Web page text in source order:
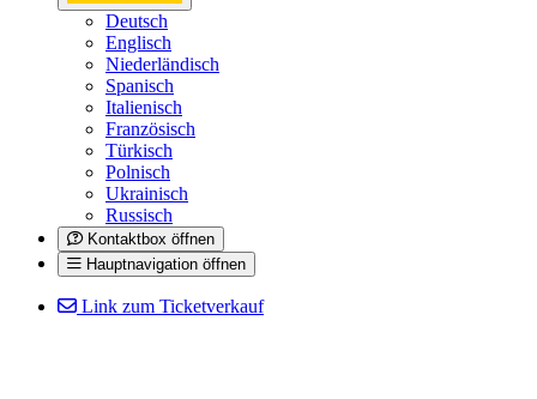
Deutsch
Englisch
Niederländisch
Spanisch
Italienisch
Französisch
Türkisch
Polnisch
Ukrainisch
Russisch
Kontaktbox öffnen
Hauptnavigation öffnen
Link zum Ticketverkauf